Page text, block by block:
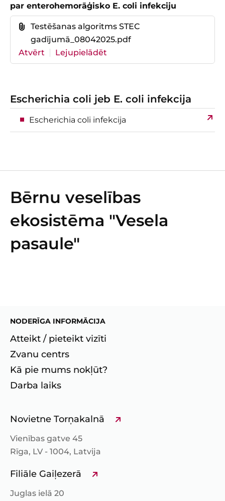
par enterohemorāģisko E. coli infekciju
Testēšanas algoritms STEC
gadījumā_08042025.pdf
Atvērt
Lejupielādēt
Escherichia coli jeb E. coli infekcija
Escherichia coli infekcija
Bērnu veselības
ekosistēma "Vesela
pasaule"
NODERĪGA INFORMĀCIJA
Atteikt / pieteikt vizīti
Zvanu centrs
Kā pie mums nokļūt?
Darba laiks
Novietne Torņakalnā
Vienības gatve 45
Rīga, LV - 1004, Latvija
Filiāle Gaiļezerā
Juglas ielā 20